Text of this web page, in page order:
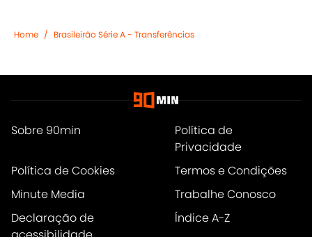
Home / Brasileirão Série A - Transferências
Sobre 90min
Política de
Privacidade
Política de Cookies
Termos e Condições
Minute Media
Trabalhe Conosco
Declaração de
Índice A-Z